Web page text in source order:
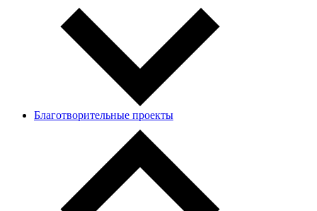
Благотворительные проекты